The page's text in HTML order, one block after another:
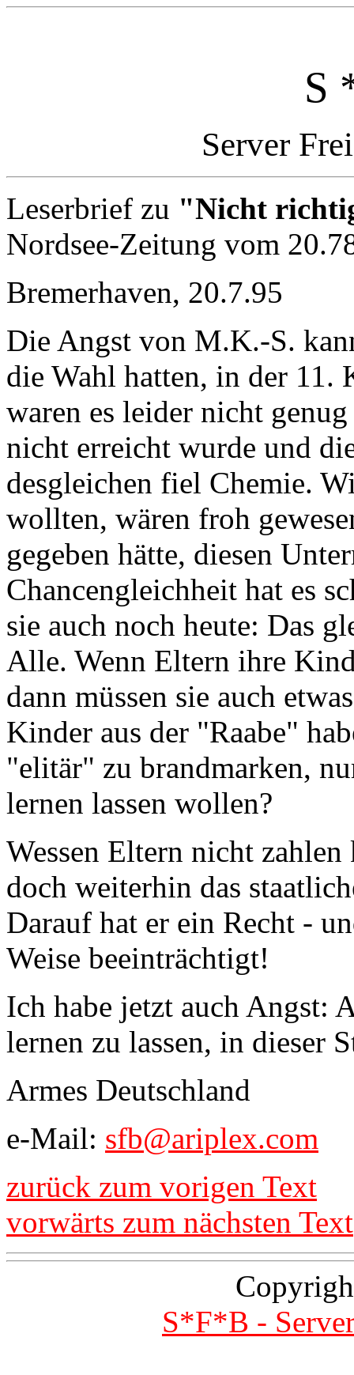
S
Server
Leserbrief zu "Nicht
Nordsee-Zeitung vom
Bremerhaven, 20.7.95
Die Angst von M.K.-S.
die Wahl hatten, in der 11.
waren es leider nicht
nicht erreicht wurde und
desgleichen fiel Chemie.
wollten, wären froh
gegeben hätte, diesen
Chancengleichheit hat es
sie auch noch heute: Das
Alle. Wenn Eltern ihre
dann müssen sie auch
Kinder aus der "Raabe"
"elitär" zu brandmarken,
lernen lassen wollen?
Wessen Eltern nicht
doch weiterhin das
Darauf hat er ein Recht -
Weise beeinträchtigt!
Ich habe jetzt auch Angst:
lernen zu lassen, in dieser
Armes Deutschland
e-Mail: sfb@ariplex.com
zurück zum vorigen Text
vorwärts zum nächsten Text
S*F*B -